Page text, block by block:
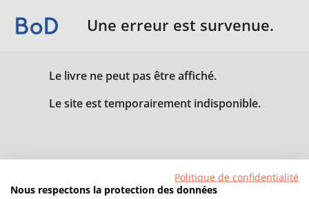
Une erreur est survenue.
Le livre ne peut pas être affiché.
Le site est temporairement indisponible.
Politique de confidentialité
Nous respectons la protection des données